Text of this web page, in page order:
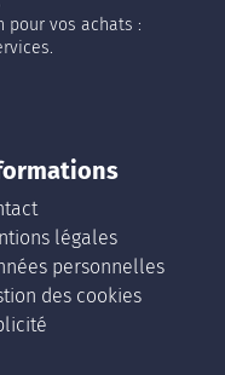
pour vos achats :
légales
personnelles
des cookies